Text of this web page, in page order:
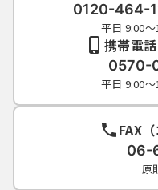
0120-464-
平日 9:00
携帯電
0570-
平日 9:00
FAX
06-
原